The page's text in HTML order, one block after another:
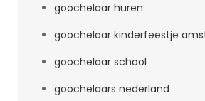
goochelaar huren
goochelaar kinderfeestje
goochelaar school
goochelaars nederland